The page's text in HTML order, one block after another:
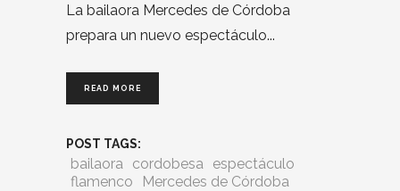
La bailaora Mercedes de Córdoba
prepara un nuevo espectáculo
READ MORE
POST TAGS:
bailaora cordobesa
espectáculo
flamenco
Mercedes de Córdoba